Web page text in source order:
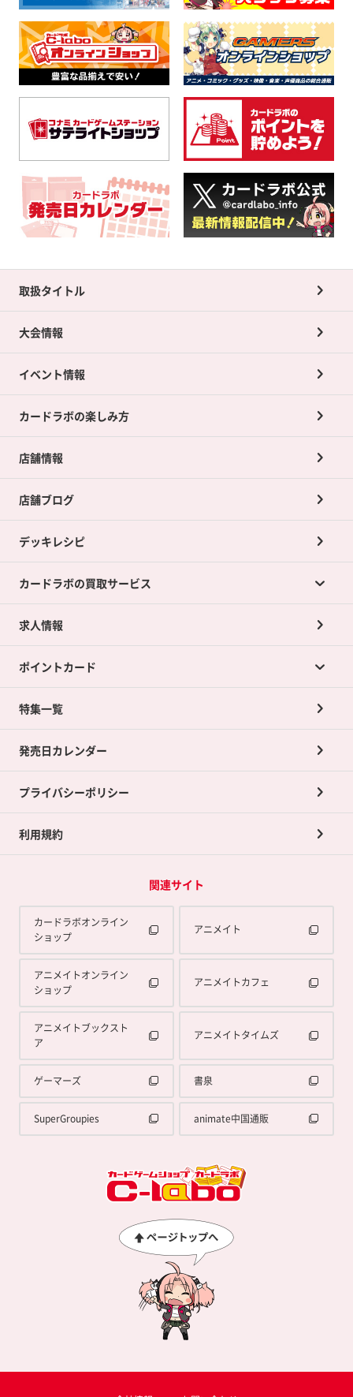
取扱タイトル
大会情報
イベント情報
カードラボの楽しみ方
店舗情報
店舗ブログ
デッキレシピ
カードラボの買取サービス
カードラボの買取サービスTOP
店舗買取について
ネット買取について
買取承諾書について
求人情報
ポイントカード
ポイントカードTOP
ポイント交換景品
特集一覧
発売日カレンダー
プライバシーポリシー
利用規約
関連サイト
カードラボオンライン
ショップ
アニメイト
アニメイトオンライン
ショップ
アニメイトカフェ
アニメイトブックスト
ア
アニメイトタイムズ
ゲーマーズ 書泉
SuperGroupies animate中国通販